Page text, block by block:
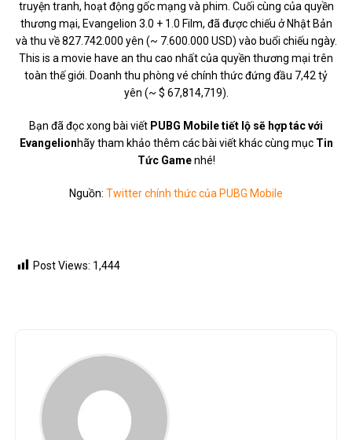
truyện tranh, hoạt động gốc mạng và phim. Cuối cùng của quyền
thương mại, Evangelion 3.0 + 1.0 Film, đã được chiếu ở Nhật Bản
và thu về 827.742.000 yên (~ 7.600.000 USD) vào buổi chiếu ngày.
This is a movie have an thu cao nhất của quyền thương mại trên
toàn thế giới. Doanh thu phòng vé chính thức đứng đầu 7,42 tỷ
yên (~ $ 67,814,719).
Bạn đã đọc xong bài viết PUBG Mobile tiết lộ sẽ hợp tác với
Evangelionhãy tham khảo thêm các bài viết khác cùng mục Tin
Tức Gamenhé!
Nguồn: Twitter chính thức của PUBG Mobile
Post Views: 1,444